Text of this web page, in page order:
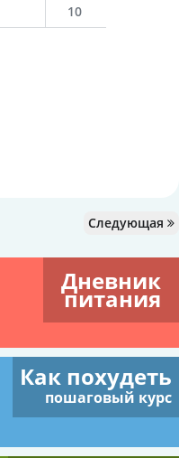
10
Следующая
Дневник
питания
Как похудеть
пошаговый курс